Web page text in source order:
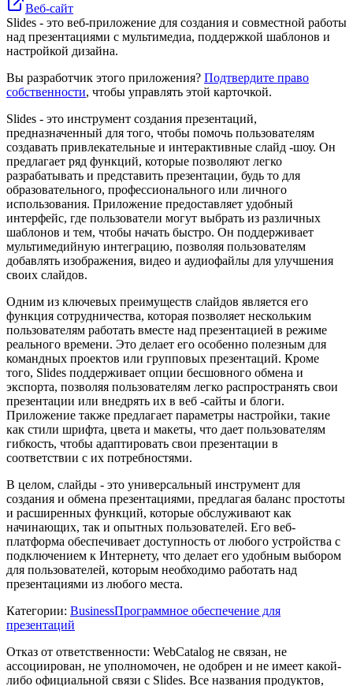
Веб-сайт
Slides - это веб-приложение для создания и совместной работы
над презентациями с мультимедиа, поддержкой шаблонов и
настройкой дизайна.
Вы разработчик этого приложения? Подтвердите право
собственности, чтобы управлять этой карточкой.
Slides - это инструмент создания презентаций,
предназначенный для того, чтобы помочь пользователям
создавать привлекательные и интерактивные слайд -шоу. Он
предлагает ряд функций, которые позволяют легко
разрабатывать и представить презентации, будь то для
образовательного, профессионального или личного
использования. Приложение предоставляет удобный
интерфейс, где пользователи могут выбрать из различных
шаблонов и тем, чтобы начать быстро. Он поддерживает
мультимедийную интеграцию, позволяя пользователям
добавлять изображения, видео и аудиофайлы для улучшения
своих слайдов.
Одним из ключевых преимуществ слайдов является его
функция сотрудничества, которая позволяет нескольким
пользователям работать вместе над презентацией в режиме
реального времени. Это делает его особенно полезным для
командных проектов или групповых презентаций. Кроме
того, Slides поддерживает опции бесшовного обмена и
экспорта, позволяя пользователям легко распространять свои
презентации или внедрять их в веб -сайты и блоги.
Приложение также предлагает параметры настройки, такие
как стили шрифта, цвета и макеты, что дает пользователям
гибкость, чтобы адаптировать свои презентации в
соответствии с их потребностями.
В целом, слайды - это универсальный инструмент для
создания и обмена презентациями, предлагая баланс простоты
и расширенных функций, которые обслуживают как
начинающих, так и опытных пользователей. Его веб-
платформа обеспечивает доступность от любого устройства с
подключением к Интернету, что делает его удобным выбором
для пользователей, которым необходимо работать над
презентациями из любого места.
Категории: BusinessПрограммное обеспечение для
презентаций
Отказ от ответственности: WebCatalog не связан, не
ассоциирован, не уполномочен, не одобрен и не имеет какой-
либо официальной связи с Slides. Все названия продуктов,